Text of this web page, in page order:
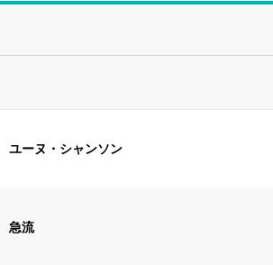
ユーヌ・シャンソン
急流